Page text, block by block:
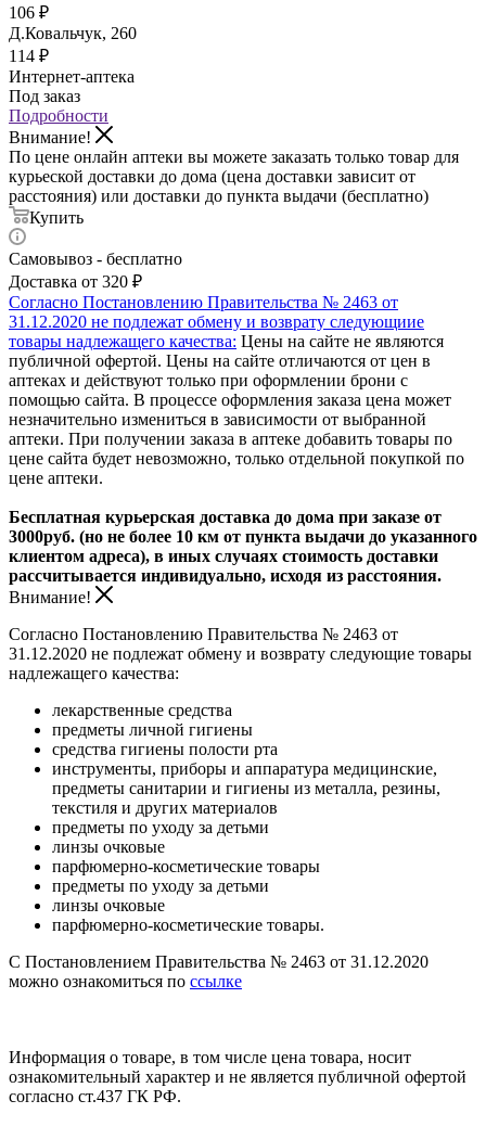
106 ₽
Д.Ковальчук, 260
114 ₽
Интернет-аптека
Под заказ
Подробности
Внимание!
По цене онлайн аптеки вы можете заказать только товар для
курьеской доставки до дома (цена доставки зависит от
расстояния) или доставки до пункта выдачи (бесплатно)
Купить
Самовывоз - бесплатно
Доставка от 320 ₽
Согласно Постановлению Правительства № 2463 от
31.12.2020 не подлежат обмену и возврату следующиие
товары надлежащего качества: Цены на сайте не являются
публичной офертой. Цены на сайте отличаются от цен в
аптеках и действуют только при оформлении брони с
помощью сайта. В процессе оформления заказа цена может
незначительно измениться в зависимости от выбранной
аптеки. При получении заказа в аптеке добавить товары по
цене сайта будет невозможно, только отдельной покупкой по
цене аптеки.
Бесплатная курьерская доставка до дома при заказе от
3000руб. (но не более 10 км от пункта выдачи до указанного
клиентом адреса), в иных случаях стоимость доставки
рассчитывается индивидуально, исходя из расстояния.
Внимание!
Согласно Постановлению Правительства № 2463 от
31.12.2020 не подлежат обмену и возврату следующие товары
надлежащего качества:
лекарственные средства
предметы личной гигиены
средства гигиены полости рта
инструменты, приборы и аппаратура медицинские,
предметы санитарии и гигиены из металла, резины,
текстиля и других материалов
предметы по уходу за детьми
линзы очковые
парфюмерно-косметические товары
предметы по уходу за детьми
линзы очковые
парфюмерно-косметические товары.
С Постановлением Правительства № 2463 от 31.12.2020
можно ознакомиться по ссылке
Информация о товаре, в том числе цена товара, носит
ознакомительный характер и не является публичной офертой
согласно ст.437 ГК РФ.